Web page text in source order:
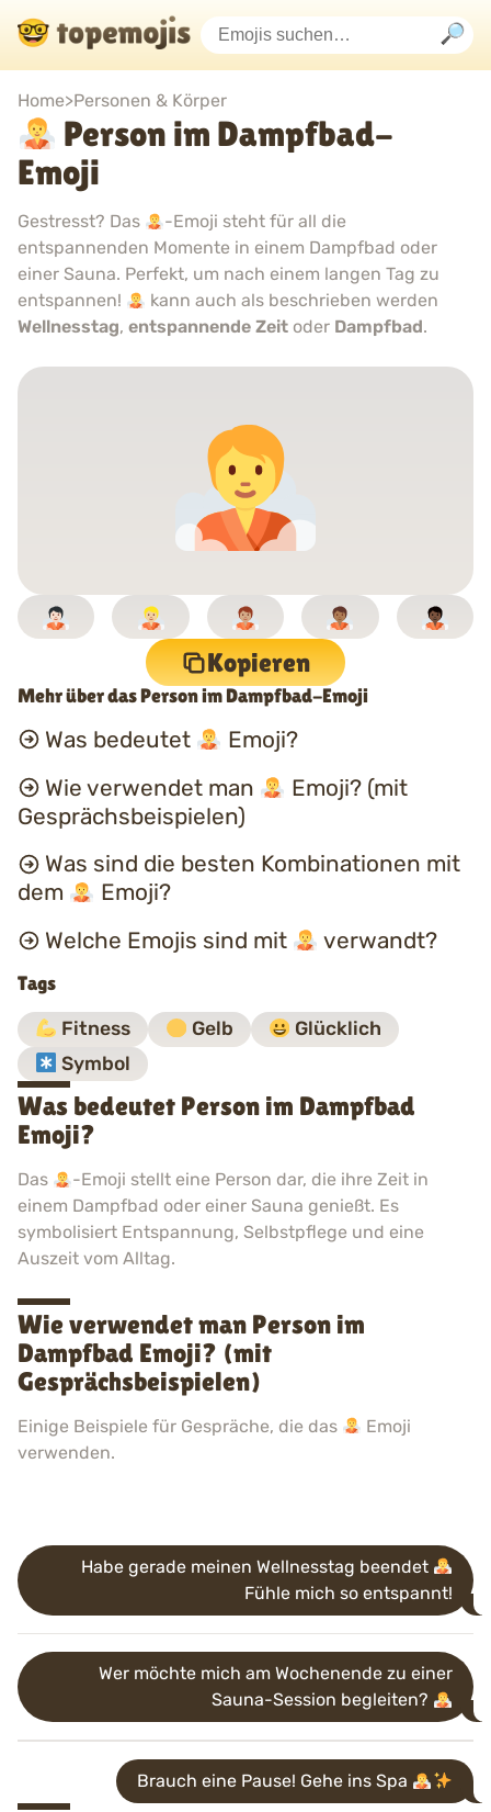
Home>Personen & Körper
Person im Dampfbad-
Emoji
Gestresst? Das
-Emoji steht für all die
entspannenden Momente in einem Dampfbad oder
einer Sauna. Perfekt, um nach einem langen Tag zu
entspannen!
kann auch als beschrieben werden
Wellnesstag, entspannende Zeit oder Dampfbad.
Kopieren
Mehr über das Person im Dampfbad-Emoji
Was bedeutet
Emoji?
Wie verwendet man
Emoji? (mit
Gesprächsbeispielen)
Was sind die besten Kombinationen mit
dem
Emoji?
Welche Emojis sind mit
verwandt?
Tags
Fitness Gelb
Glücklich
Symbol
Was bedeutet Person im Dampfbad
Emoji?
Das
-Emoji stellt eine Person dar, die ihre Zeit in
einem Dampfbad oder einer Sauna genießt. Es
symbolisiert Entspannung, Selbstpflege und eine
Auszeit vom Alltag.
Wie verwendet man Person im
Dampfbad Emoji? (mit
Gesprächsbeispielen)
Einige Beispiele für Gespräche, die das
Emoji
verwenden.
Habe gerade meinen Wellnesstag beendet
Fühle mich so entspannt!
Wer möchte mich am Wochenende zu einer
Sauna-Session begleiten?
Brauch eine Pause! Gehe ins Spa